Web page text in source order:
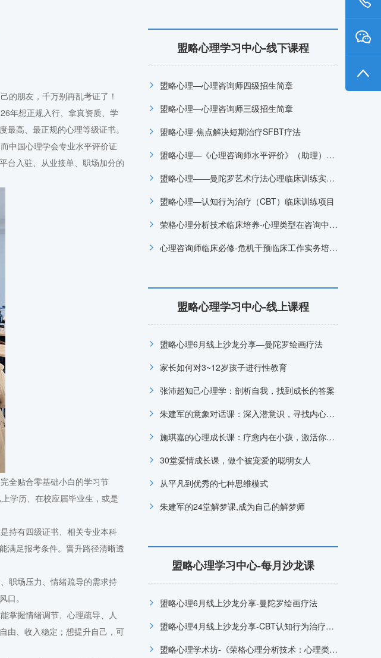
的朋友，千万别再乱考证了！
年想正规入行、拿真资质、学
高、最正规的心理等级证书。
中国心理学会专业水平评价证
台入驻、从业接单、职场加分的
全贴合零基础小白的学习节
学历、在校应届毕业生，或是
持有四级证书、相关专业本科
满足报考条件。晋升路径清晰透
职场压力、情绪疏导的需求持
口。
掌握情绪调节、心理疏导、人
由、收入稳定；想提升自己，可
盟略心理学习中心-线下课程
盟略心理—心理咨询师四级招生简章
盟略心理—心理咨询师三级招生简章
盟略心理-焦点解决短期治疗SFBT疗法
盟略心理—《心理咨询师水平评价》（助理）招生简章
盟略心理——曼陀罗艺术疗法心理临床训练实操工作坊
盟略心理—认知行为治疗（CBT）临床训练项目
荣格心理分析技术临床培养-心理类型在咨询中的深度应用与实操，盟略线下课程
心理咨询师临床必修-危机干预临床工作实务培训项目-盟略心理咨询师培训
盟略心理学习中心-线上课程
盟略心理6月线上沙龙分享—曼陀罗绘画疗法
家长如何对3~12岁孩子进行性教育
张沛超知己心理学：剖析自我，找到成长的答案
朱建军的意象对话课：深入潜意识，寻找内心的答案
施琪嘉的心理成长课：疗愈内在小孩，激活你内心的能量
30堂爱情成长课，做个被宠爱的聪明女人
从平凡到优秀的七种思维模式
朱建军的24堂解梦课,成为自己的解梦师
盟略心理学习中心-每月沙龙课
盟略心理6月线上沙龙分享-曼陀罗绘画疗法
盟略心理4月线上沙龙分享-CBT认知行为治疗在抑郁症治疗中的运用
盟略心理学术坊-《荣格心理分析技术：心理类型在咨询中的临床应用》